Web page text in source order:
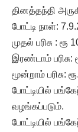
தினத்தந்தி
போட்டி நாள்:
முதல் பரிசு : ரூ
இரண்டாம் பரிசு:
மூன்றாம் பரிசு:
போட்டியில்
வழங்கப்படும்.
போட்டியில்